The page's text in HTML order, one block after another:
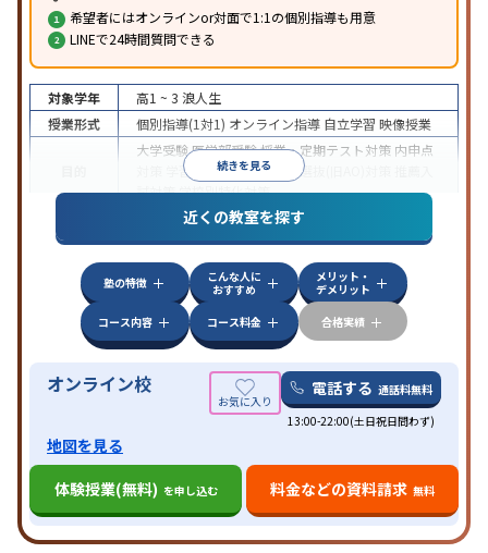
希望者にはオンラインor対面で1:1の個別指導も用意
LINEで24時間質問できる
続きを見る
対象学年 高1 ~ 3 浪人生
授業形式
個別指導(1対1) オンライン指導 自立学習 映像授業
大学受験医学部受験授業・定期テスト対策 内申点
学習習慣の定着 総合型選抜(旧AO)対策
試対策学校別特化対策
特徴
中高一貫校生に対応授業の振替可能
学習にPC・タブレットを利用オンライン対応1
科目から受講可能
近くの教室を探す
塾の特徴
こんな人に
おすすめ
メリット・
デメリット
コース内容
コース料金 合格実績
オンライン校 電話する 通話料無料
13:00-22:00(土日祝日問わず)
地図を見る
体験授業(無料) を申し込む 料金などの資料請求 無料